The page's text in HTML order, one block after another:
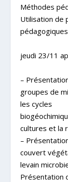
Méthodes
Utilisation de
jeudi 23/11
–
groupes de
les cycles
cultures et la
–
couvert
levain
Présentation